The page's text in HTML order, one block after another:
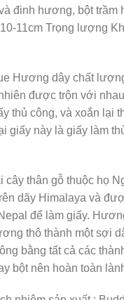
đinh hương, bột trầm
11cm Trọng lượng
Hương dây chất
được trộn với
thủ công, và xoắn lại
giấy này là giấy làm
cây thân gỗ thuộc họ
dãy Himalaya và
để làm giấy.
thô thành một sợi
bằng tất cả các
bột nên hoàn toàn